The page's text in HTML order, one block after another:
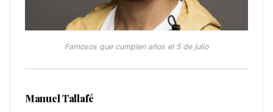
Famosos que cumplen años el 5 de julio
Manuel Tallafé